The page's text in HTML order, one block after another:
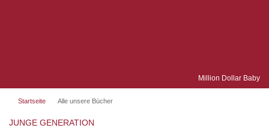
Million Dollar Baby
Startseite Alle unsere Bücher
JUNGE GENERATION